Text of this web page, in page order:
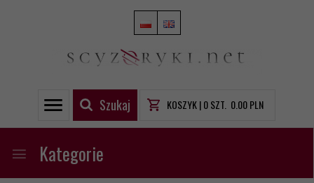
Szukaj KOSZYK |0SZT. 0.00PLN
Kategorie